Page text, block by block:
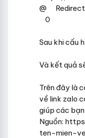
@
0
Sau khi cấu
Và kết quả
Trên đây là
về link zalo
giúp các
Nguồn:
ten-mien-